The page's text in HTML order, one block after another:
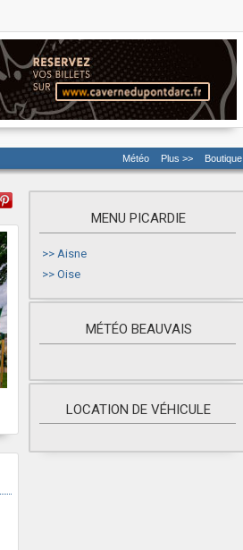
Météo Plus >> Boutique
MENU PICARDIE
>> Aisne
>> Oise
MÉTÉO BEAUVAIS
LOCATION DE VÉHICULE